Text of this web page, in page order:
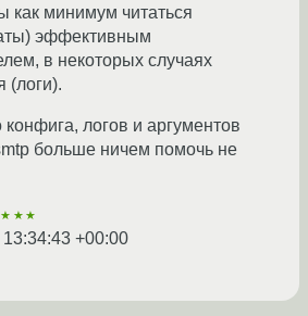
как минимум читаться
эффективным
в некоторых случаях
(логи).
конфига, логов и аргументов
больше ничем помочь не
+00:00